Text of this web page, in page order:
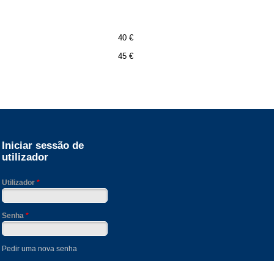
40 €
45 €
Iniciar sessão de
utilizador
Utilizador*
Senha*
Pedir uma nova senha